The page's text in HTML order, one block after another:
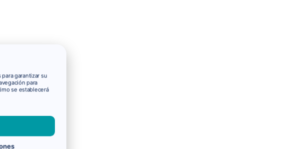
garantizar su
para
se establecerá